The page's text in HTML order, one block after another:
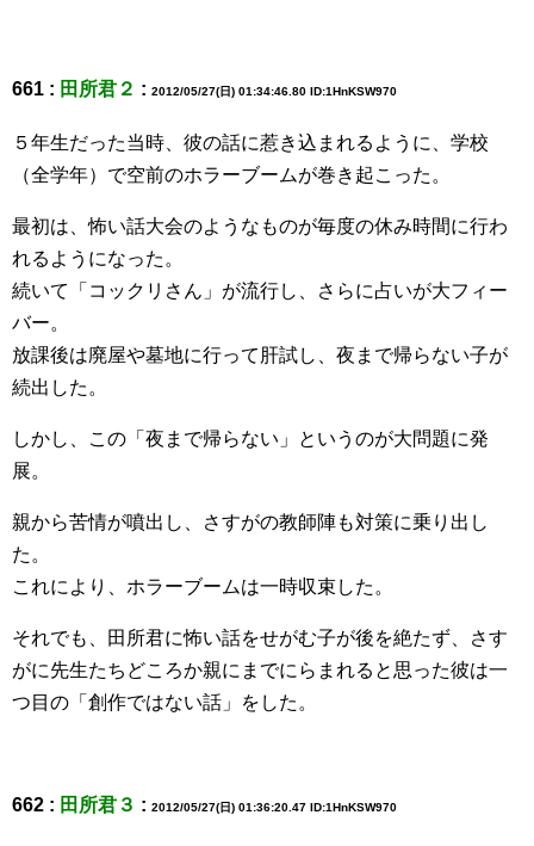
661 : 田所君２ : 2012/05/27(日) 01:34:46.80 ID:1HnKSW970
５年生だった当時、彼の話に惹き込まれるように、学校
（全学年）で空前のホラーブームが巻き起こった。
最初は、怖い話大会のようなものが毎度の休み時間に行わ
れるようになった。
続いて「コックリさん」が流行し、さらに占いが大フィー
バー。
放課後は廃屋や墓地に行って肝試し、夜まで帰らない子が
続出した。
しかし、この「夜まで帰らない」というのが大問題に発
展。
親から苦情が噴出し、さすがの教師陣も対策に乗り出し
た。
これにより、ホラーブームは一時収束した。
それでも、田所君に怖い話をせがむ子が後を絶たず、さす
がに先生たちどころか親にまでにらまれると思った彼は一
つ目の「創作ではない話」をした。
662 : 田所君３ : 2012/05/27(日) 01:36:20.47 ID:1HnKSW970